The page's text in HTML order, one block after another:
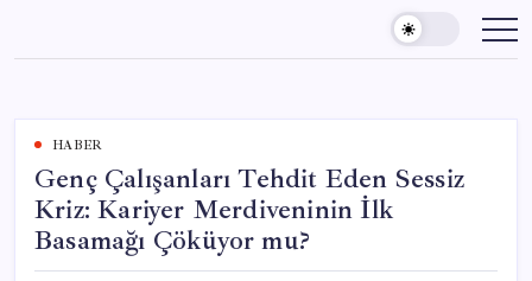
content
HABER
Genç Çalışanları Tehdit Eden Sessiz
Kriz: Kariyer Merdiveninin İlk
Basamağı Çöküyor mu?